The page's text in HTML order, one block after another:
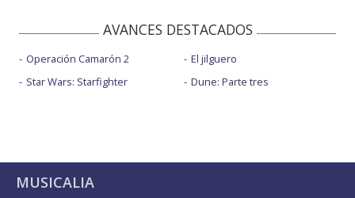
AVANCES DESTACADOS
Operación Camarón 2
Star Wars: Starfighter
El jilguero
Dune: Parte tres
MUSICALIA